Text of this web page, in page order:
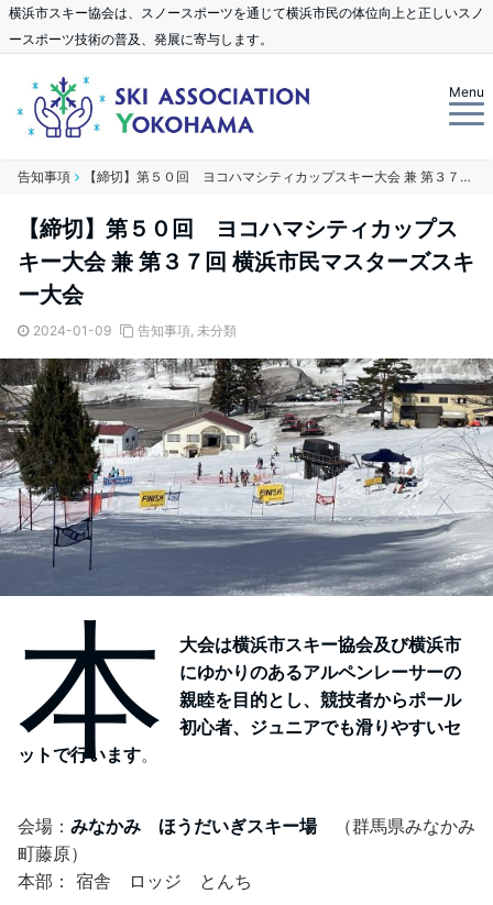
横浜市スキー協会は、スノースポーツを通じて横浜市民の体位向上と正しいスノ
ースポーツ技術の普及、発展に寄与します。
Menu
告知事項 【締切】第５０回 ヨコハマシティカップスキー大会 兼 第３７回 横浜市民マスターズスキー大会
【締切】第５０回 ヨコハマシティカップス
キー大会 兼 第３７回 横浜市民マスターズスキ
ー大会
2024-01-09 告知事項, 未分類
本
大会は横浜市スキー協会及び横浜市
にゆかりのあるアルペンレーサーの
親睦を目的とし、競技者からポール
初心者、ジュニアでも滑りやすいセ
ットで行います。
会場： みなかみ ほうだいぎスキー場（群馬県みなかみ
町藤原）
本部： 宿舎 ロッジ とんち